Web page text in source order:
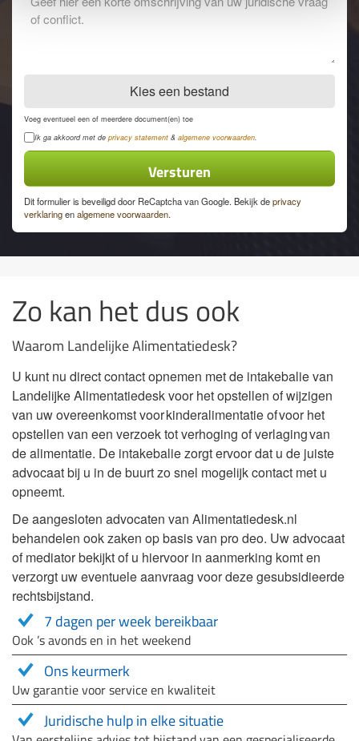
opmerkingen
Kies een bestand
Voeg eventueel een of meerdere document(en) toe
Privacyverklaring
Ik ga akkoord met de privacy statement & algemene voorwaarden
Dit formulier is beveiligd door ReCaptcha van Google. Bekijk deprivacy
verklaringenalgemene voorwaarden.
Zo kan het dus ook
Waarom Landelijke Alimentatiedesk?
U kunt nu direct contact opnemen met de intakebalie van
Landelijke Alimentatiedesk voor het opstellen of wijzigen
van uw overeenkomst voor kinderalimentatie of voor het
opstellen van een verzoek tot verhoging of verlaging van
de alimentatie. De intakebalie zorgt ervoor dat u de juiste
advocaat bij u in de buurt zo snel mogelijk contact met u
opneemt.
De aangesloten advocaten van Alimentatiedesk.nl
behandelen ook zaken op basis van pro deo. Uw advocaat
of mediator bekijkt of u hiervoor in aanmerking komt en
verzorgt uw eventuele aanvraag voor deze gesubsidieerde
rechtsbijstand.
7 dagen per week bereikbaar
Ook ’s avonds en in het weekend
Ons keurmerk
Uw garantie voor service en kwaliteit
Juridische hulp in elke situatie